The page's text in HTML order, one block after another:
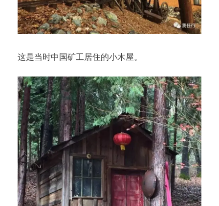
这是当时中国矿工居住的小木屋。